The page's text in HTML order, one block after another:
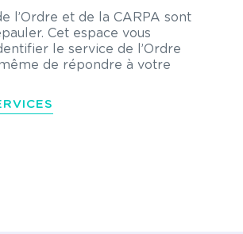
l’Ordre et de la CARPA sont
Cet espace vous
le service de l’Ordre
de répondre à votre